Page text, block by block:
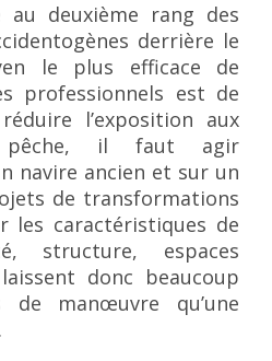
au deuxième rang des
derrière le
le plus efficace de
professionnels est de
l’exposition aux
il faut agir
navire ancien et sur un
de transformations
les caractéristiques de
structure, espaces
donc beaucoup
de manœuvre qu’une